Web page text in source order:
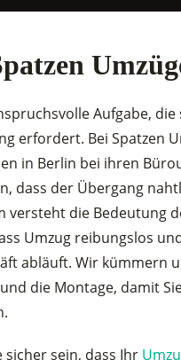
Aufgabe,
erfordert. Bei Spatzen
in Berlin bei ihren
dass der Übergang
versteht die Bedeutung
Umzug reibungslos
abläuft. Wir kümmern
die Montage, damit
sicher sein, dass Ihr